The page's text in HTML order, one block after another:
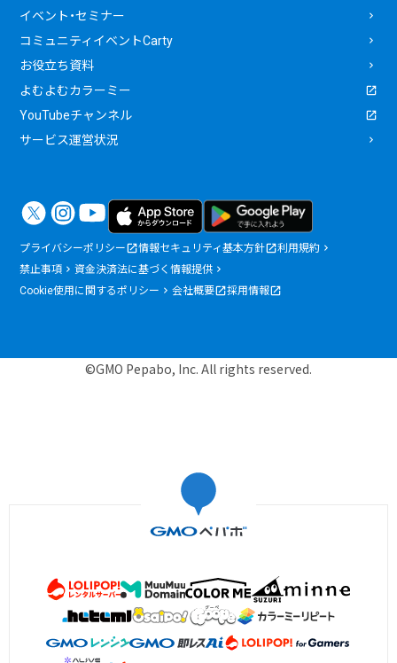
イベント・セミナー
コミュニティイベントCarty
お役立ち資料
よむよむカラーミー
YouTubeチャンネル
サービス運営状況
プライバシーポリシー 情報セキュリティ基本方針
利用規約
禁止事項
資金決済法に基づく情報提供
Cookie使用に関するポリシー
会社概要 採用情報
©GMO Pepabo, Inc. All rights reserved.